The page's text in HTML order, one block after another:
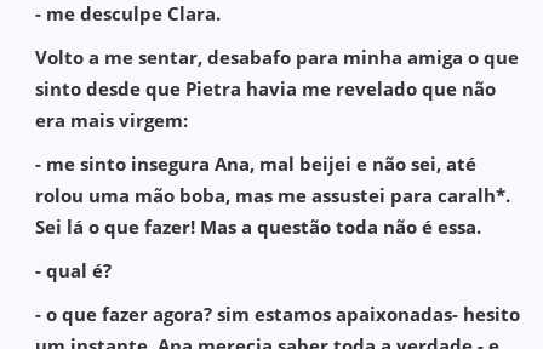
- me desculpe Clara.
Volto a me sentar, desabafo para minha amiga o que
sinto desde que Pietra havia me revelado que não
era mais virgem:
- me sinto insegura Ana, mal beijei e não sei, até
rolou uma mão boba, mas me assustei para caralh*.
Sei lá o que fazer! Mas a questão toda não é essa.
- qual é?
- o que fazer agora? sim estamos apaixonadas- hesito